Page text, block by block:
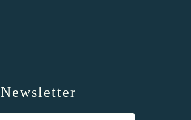
Newsletter